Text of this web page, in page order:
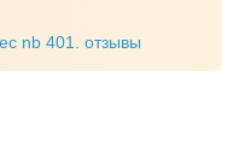
nb 401. отзывы